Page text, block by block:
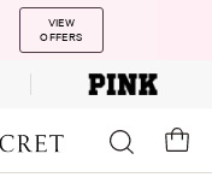
VIEW
OFFERS